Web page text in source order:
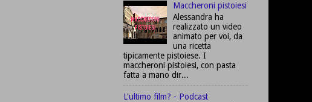
Maccheroni pistoiesi
Alessandra ha
realizzato un video
animato per voi, da
una ricetta
tipicamente pistoiese. I
maccheroni pistoiesi, con pasta
fatta a mano dir...
L'ultimo film? - Podcast